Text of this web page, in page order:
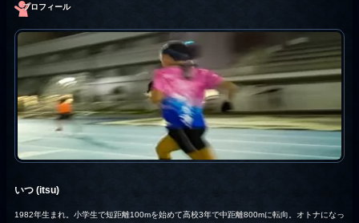
プロフィール
いつ (itsu)
1982年生まれ。小学生で短距離100mを始めて高校3年で中距離800mに転向。オトナになっ